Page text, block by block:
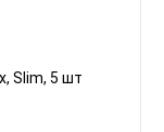
Slim, 5 шт